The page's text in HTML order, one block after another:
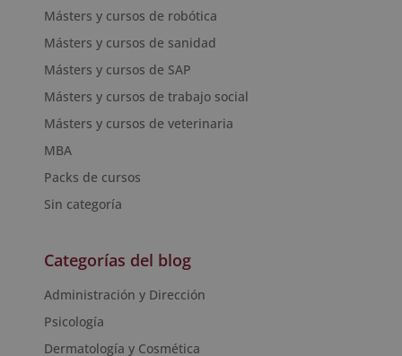
Másters y cursos de robótica
Másters y cursos de sanidad
Másters y cursos de SAP
Másters y cursos de trabajo social
Másters y cursos de veterinaria
MBA
Packs de cursos
Sin categoría
Categorías del blog
Administración y Dirección
Psicología
Dermatología y Cosmética